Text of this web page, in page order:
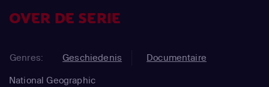
OVER DE SERIE
Genres: Geschiedenis
Documentaire
National Geographic